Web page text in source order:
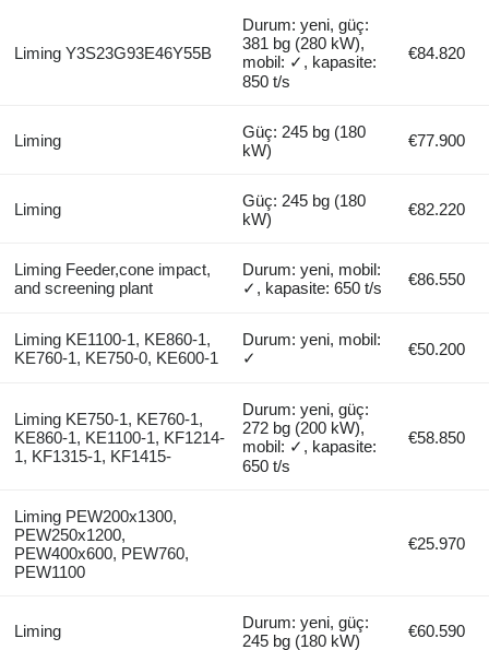
Liming Y3S23G93E46Y55B
Durum: yeni, güç:
381 bg (280 kW),
mobil: ✓, kapasite:
850 t/s
€84.820
Liming
Güç: 245 bg (180
kW)
€77.900
Liming
Güç: 245 bg (180
kW)
€82.220
Liming Feeder,cone impact,
and screening plant
Durum: yeni, mobil:
✓, kapasite: 650 t/s
€86.550
Liming KE1100-1, KE860-1,
KE760-1, KE750-0, KE600-1
Durum: yeni, mobil:
✓
€50.200
Liming KE750-1, KE760-1,
KE860-1, KE1100-1, KF1214-
1, KF1315-1, KF1415-
Durum: yeni, güç:
272 bg (200 kW),
mobil: ✓, kapasite:
650 t/s
€58.850
Liming PEW200x1300,
PEW250x1200,
PEW400x600, PEW760,
PEW1100
€25.970
Liming
Durum: yeni, güç:
245 bg (180 kW)
€60.590